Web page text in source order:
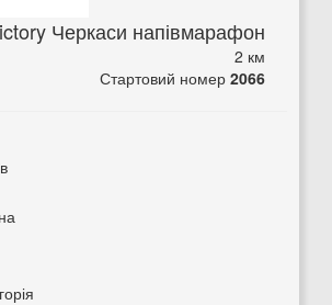
Черкаси напівмарафон
2 км
Стартовий номер 2066